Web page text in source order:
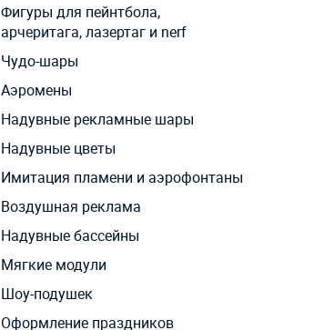
Фигуры для пейнтбола,
арчеритага, лазертаг и nerf
Чудо-шары
Аэромены
Надувные рекламные шары
Надувные цветы
Имитация пламени и аэрофонтаны
Воздушная реклама
Надувные бассейны
Мягкие модули
Шоу-подушек
Оформление праздников